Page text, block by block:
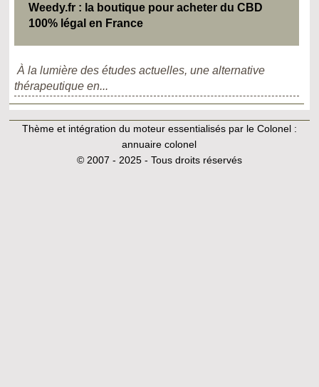
Weedy.fr : la boutique pour acheter du CBD
100% légal en France
À la lumière des études actuelles, une alternative
thérapeutique en...
Thème et intégration du moteur essentialisés par le Colonel :
annuaire colonel
© 2007 - 2025 - Tous droits réservés